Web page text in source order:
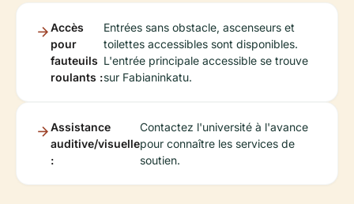
Accès
pour
fauteuils
roulants :
Entrées sans obstacle, ascenseurs et
toilettes accessibles sont disponibles.
L'entrée principale accessible se trouve
sur Fabianinkatu.
Assistance
auditive/visuelle
:
Contactez l'université à l'avance
pour connaître les services de
soutien.